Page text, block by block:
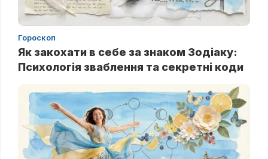
Гороскоп
Як закохати в себе за знаком Зодіаку:
Психологія зваблення та секретні коди